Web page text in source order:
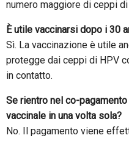
numero maggiore di ceppi di
È utile vaccinarsi dopo i 30
Sì. La vaccinazione è utile
protegge dai ceppi di HPV
in contatto.
Se rientro nel co-
vaccinale in una volta sola?
No. Il pagamento viene